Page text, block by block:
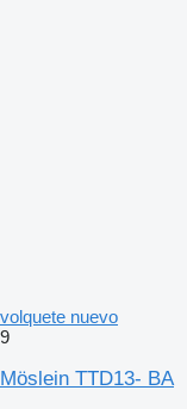
volquete nuevo
9
Möslein TTD13- BA